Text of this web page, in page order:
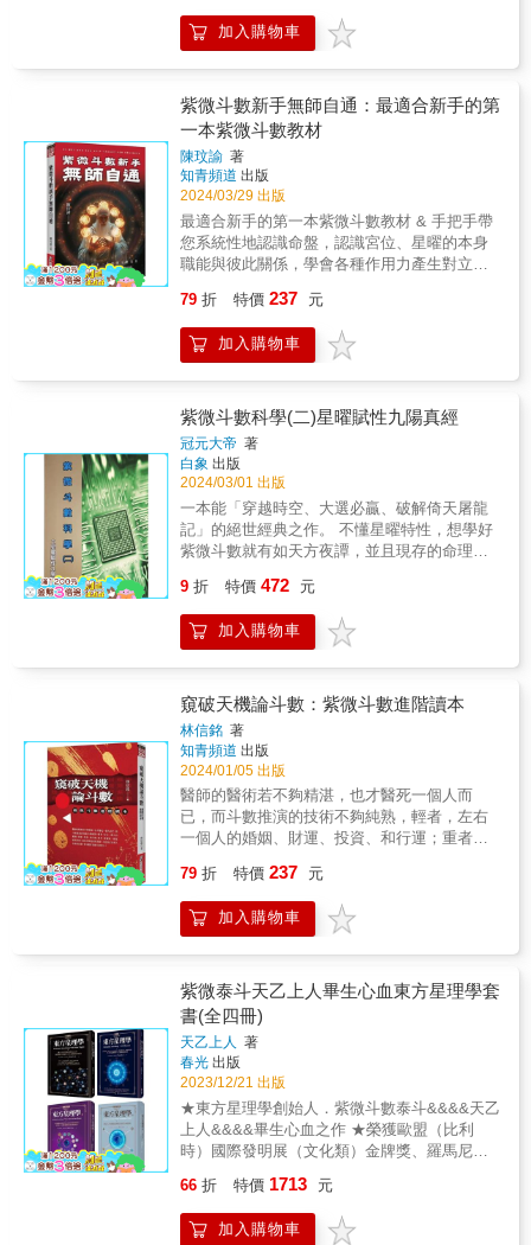
問題&hellip;&hellip;重新建立親密的親子關係，
開啟學習新紀元！──台北市立興雅國中校長 莊
國彰&我因專業工作關係，過去也看過很多相關
述&hellip;&hellip;──仁德醫護管理專科學校調
理保健科副教授兼主任、台灣財團法人瑪利亞
社會福利基金會執行長 吳東昇&融合東方智慧
與現代教育的全人發展新視角──國立臺灣師範
大學體育與運動科學系助理教授 潘正宸&《戰
勝學習》不僅僅是一本教育書，更是每一位家
長和教師的良師益友。──前台北市立麗山國中
輔導主任、台北特殊教育學校退休教師 陳肇怡
實地把這本書看一看，自己當孩子的貴人吧！
──台中清水國中理化老師 吳淳亮&在教育現場
的老師能透過本書中提到的各種分析工具，了
解學生性格、優勢與潛在的學習障礙。──屏東
化更多精彩內容請見
http://www.pressstore.com.tw/freereading/
賦。 & 本門從師公康國典先生，傳承恩師陳正
男先生，及恩師陳正男先生二十多年來對我親
版，讓喜愛紫微斗數的同道好友們能更好閱
讀，不會只限於文字的敘述，讓同道好友一目
暸然，運勢吉凶褔禍立即掌握於胸中，運用自
如。 & 本書分為上、下二冊，上冊的部分是解
釋紫微星系如：紫微、天機、太陽、武曲、天
同、廉貞，下冊是解釋天府星系如：天府、太
陰、貪狼、巨門、天相、天梁、七殺、破軍再
加上與六吉星左輔、右弼、文昌、文曲、天
魁、天鉞和六凶星擎羊、陀羅、火星、鈴星、
地空、地劫，內容分章列節，加上用以命盤十
究，進而融入命盤之中，俾使能夠死盤活看、
觸機必發 ，讓一個人之富貴貧賤，生老病死，
興衰起伏瞭如指掌，走入內心深處。 &
加入購物車
紫微斗數新手無師自通：最適合新手的第
一本紫微斗數教材
陳玟諭 著
知青頻道 出版
2024/03/29 出版
最適合新手的第一本紫微斗數教材 & 手把手帶
您系統性地認識命盤，認識宮位、星曜的本身
職能與彼此關係，學會各種作用力產生對立、
學，從斗數的先備知識包含曆法、天干地支、
五行等概念開始，認識十二宮的本質，對沖、
三合、六合的關係，認識十四顆主要星曜的特
介紹空宮及解盤的要領，介紹其他星曜等等，
本書總結了本書作者的經驗。希望能有所裨益
於讀者。 & &
79 折 特價 237 元
加入購物車
紫微斗數科學(二)星曜賦性九陽真經
冠元大帝 著
白象 出版
2024/03/01 出版
一本能「穿越時空、大選必贏、破解倚天屠龍
記」的絕世經典之作。 不懂星曜特性，想學好
紫微斗數就有如天方夜譚，並且現存的命理書
理，都拿不出任何科學根據以及立論依據。而
本書為『命理史上第一部』從科學、邏輯、數
學、醫學的角度，破解紫微斗數星曜特性以及
訝到，原來紫微斗數還能「穿越時空」甚至解
決「企業經營問題」，更能清楚掌握『各種大
選的勝選關鍵』甚至神準到『預測歷史的未來
走向』。 讓你看完本書後對於未來預言，難度
就有如看伊索寓言，對於紫微斗數就有如算小
學算數。書中更有作者冠元大帝所提出命理界
前無古人的革命性劃時代新創見。 如果紫微
斗數讓你燒腦莫名～～那讀完這本書後～～你
將成為諸葛孔明！！ 如果斗數星曜對你難如登
天！！ 如果預測未來距你遙不可及～～那購買
這本書後～～預言未來一蹴可及！！ 愛好斗數
與命理及科學的你，絕對會直呼~「要是這本書
早10年出版那就好了」。 &
9 折 特價 472 元
加入購物車
窺破天機論斗數：紫微斗數進階讀本
林信銘 著
知青頻道 出版
2024/01/05 出版
醫師的醫術若不夠精湛，也才醫死一個人而
已，而斗數推演的技術不夠純熟，輕者，左右
一個人的婚姻、財運、投資、和行運；重者，
障，不是真正在替人在推算命運，習斗數者焉
能不深思之！ & 斗數名家紫雲大師說，佛法屬
於出世間法，針對不同的人禪示不同的解脫法
命者必須熟悉世間相，乃是一定的道理，一個
不入世的人，又焉能知世間事？所以與斗數星
性、星情、宮位職事，相關的常識、知識必須
要充實，如研習民俗、教育、宗教、農業、天
文、地理、建築、測量、醫學、法律、科技、
育樂、時代潮流&hellip;&hellip;等。
79 折 特價 237 元
加入購物車
紫微泰斗天乙上人畢生心血東方星理學套
書(全四冊)
天乙上人 著
春光 出版
2023/12/21 出版
★東方星理學創始人．紫微斗數泰斗&&&&天乙
上人&&&&畢生心血之作 ★榮獲歐盟（比利
時）國際發明展（文化類）金牌獎、羅馬尼亞
牌獎 ★融合古老智慧和現代元素，解譯個人潛
能與人生曲線的說明書！ 瞭解自己人格特質的
優劣點，預知人生曲線高低處， 為的不是少出
66 折 特價 1713 元
加入購物車